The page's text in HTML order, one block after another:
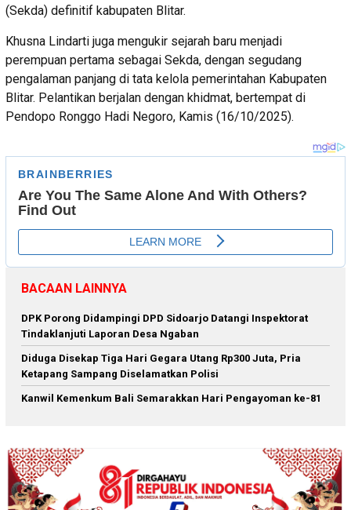
(Sekda) definitif kabupaten Blitar.
Khusna Lindarti juga mengukir sejarah baru menjadi
perempuan pertama sebagai Sekda, dengan segudang
pengalaman panjang di tata kelola pemerintahan Kabupaten
Blitar. Pelantikan berjalan dengan khidmat, bertempat di
Pendopo Ronggo Hadi Negoro, Kamis (16/10/2025).
BACAAN LAINNYA
DPK Porong Didampingi DPD Sidoarjo Datangi Inspektorat
Tindaklanjuti Laporan Desa Ngaban
Diduga Disekap Tiga Hari Gegara Utang Rp300 Juta, Pria
Ketapang Sampang Diselamatkan Polisi
Kanwil Kemenkum Bali Semarakkan Hari Pengayoman ke-81